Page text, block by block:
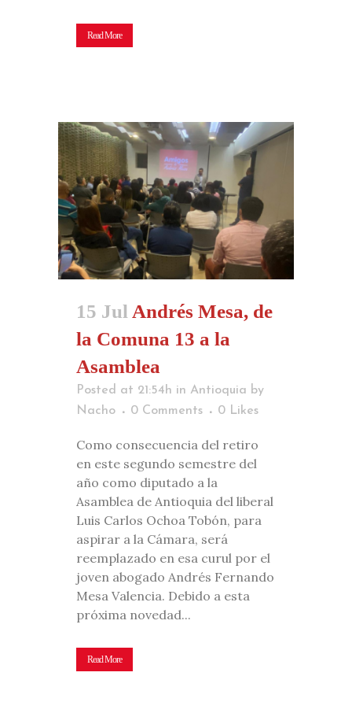
Read More
15 Jul Andrés Mesa, de
la Comuna 13 a la
Asamblea
Posted at 21:54h in Antioquia by
Nacho
0 Comments 0 Likes
Como consecuencia del retiro
en este segundo semestre del
año como diputado a la
Asamblea de Antioquia del liberal
Luis Carlos Ochoa Tobón, para
aspirar a la Cámara, será
reemplazado en esa curul por el
joven abogado Andrés Fernando
Mesa Valencia. Debido a esta
próxima novedad...
Read More